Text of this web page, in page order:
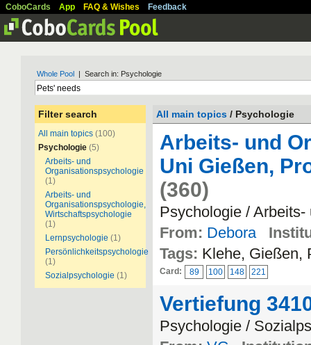
CoboCards App FAQ & Wishes Feedback
Whole Pool | Search in: Psychologie
Filter search
All main topics (100)
Psychologie (5)
Arbeits- und
Organisationspsychologie
(1)
Arbeits- und
Organisationspsychologie,
Wirtschaftspsychologie
(1)
Lernpsychologie (1)
Persönlichkeitspsychologie
(1)
Sozialpsychologie (1)
All main topics / Psychologie
Arbeits- und
Uni Gießen,
(360)
Psychologie /
From: Debora
Tags: Klehe, Gießen,
Card: 89 100 148 221
Vertiefung
Psychologie /